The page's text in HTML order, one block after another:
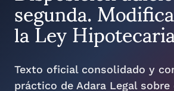
segunda.
la Ley
Texto oficial consolidado y
práctico de Adara Legal sobre